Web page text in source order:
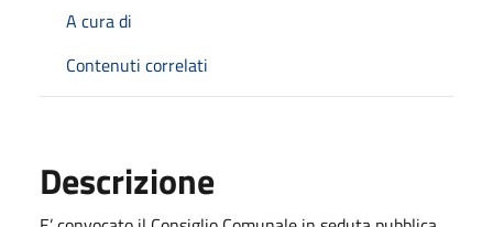
A cura di
Contenuti correlati
Descrizione